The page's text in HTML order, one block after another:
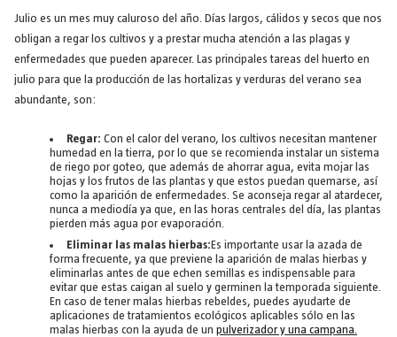
Julio es un mes muy caluroso del año. Días largos, cálidos y secos que nos
obligan a regar los cultivos y a prestar mucha atención a las plagas y
enfermedades que pueden aparecer. Las principales tareas del huerto en
julio para que la producción de las hortalizas y verduras del verano sea
abundante, son:
Regar: Con el calor del verano, los cultivos necesitan mantener
humedad en la tierra, por lo que se recomienda instalar un sistema
de riego por goteo, que además de ahorrar agua, evita mojar las
hojas y los frutos de las plantas y que estos puedan quemarse, así
como la aparición de enfermedades. Se aconseja regar al atardecer,
nunca a mediodía ya que, en las horas centrales del día, las plantas
pierden más agua por evaporación.
Eliminar las malas hierbas: Es importante usar la azada de
forma frecuente, ya que previene la aparición de malas hierbas y
eliminarlas antes de que echen semillas es indispensable para
evitar que estas caigan al suelo y germinen la temporada siguiente.
En caso de tener malas hierbas rebeldes, puedes ayudarte de
aplicaciones de tratamientos ecológicos aplicables sólo en las
malas hierbas con la ayuda de un pulverizador y una campana.